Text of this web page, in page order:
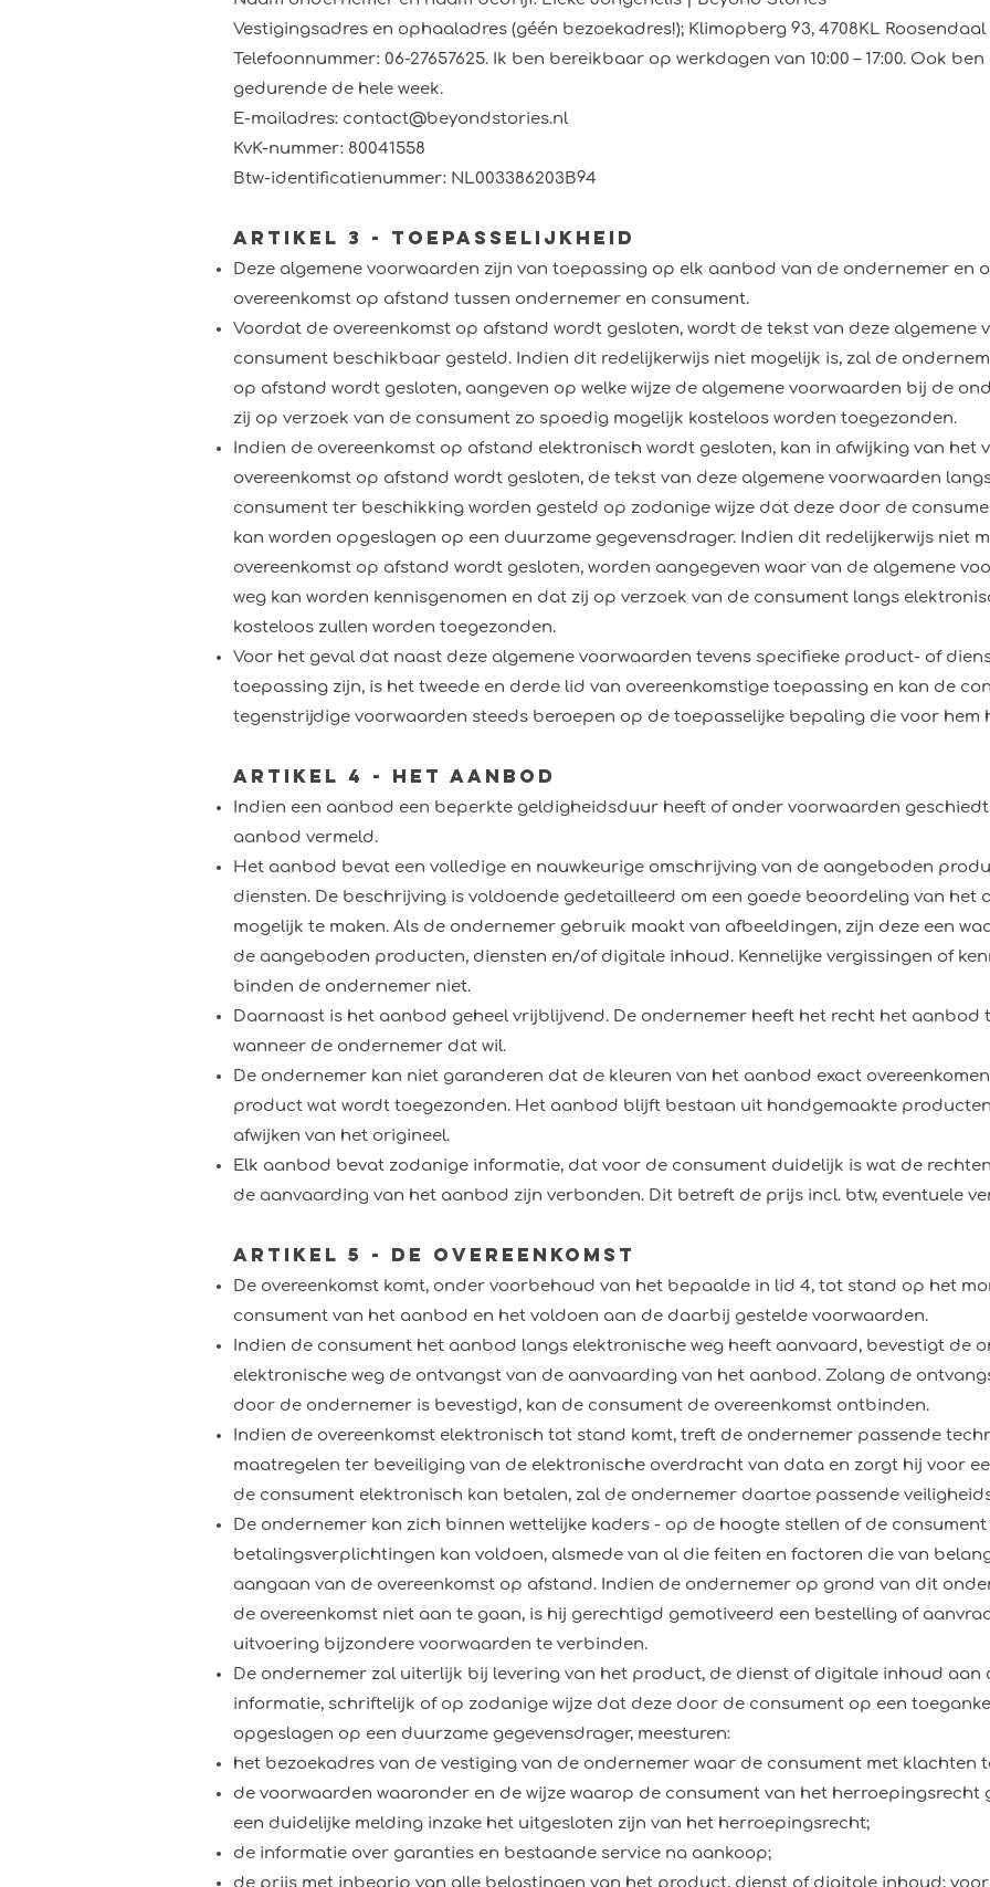
Vestigingsadres en ophaaladres (géén bezoekadres!); Klimopberg 93, 4708KL Roosendaal
Telefoonnummer: 06-27657625. Ik ben bereikbaar op werkdagen van 10:00 – 17:00. Ook
gedurende de hele week.
E-mailadres: contact@beyondstories.nl
KvK-nummer: 80041558
Btw-identificatienummer: NL003386203B94
Artikel 3 - Toepasselijkheid
Deze algemene voorwaarden zijn van toepassing op elk aanbod van de ondernemer en
overeenkomst op afstand tussen ondernemer en consument.
Voordat de overeenkomst op afstand wordt gesloten, wordt de tekst van deze algemene
consument beschikbaar gesteld. Indien dit redelijkerwijs niet mogelijk is, zal de
op afstand wordt gesloten, aangeven op welke wijze de algemene voorwaarden bij de
zij op verzoek van de consument zo spoedig mogelijk kosteloos worden toegezonden.
Indien de overeenkomst op afstand elektronisch wordt gesloten, kan in afwijking van het
overeenkomst op afstand wordt gesloten, de tekst van deze algemene voorwaarden
consument ter beschikking worden gesteld op zodanige wijze dat deze door de
kan worden opgeslagen op een duurzame gegevensdrager. Indien dit redelijkerwijs niet
overeenkomst op afstand wordt gesloten, worden aangegeven waar van de algemene
weg kan worden kennisgenomen en dat zij op verzoek van de consument langs
kosteloos zullen worden toegezonden.
Voor het geval dat naast deze algemene voorwaarden tevens specifieke product- of
toepassing zijn, is het tweede en derde lid van overeenkomstige toepassing en kan de
tegenstrijdige voorwaarden steeds beroepen op de toepasselijke bepaling die voor hem
Artikel 4 - Het aanbod
Indien een aanbod een beperkte geldigheidsduur heeft of onder voorwaarden
aanbod vermeld.
Het aanbod bevat een volledige en nauwkeurige omschrijving van de aangeboden
diensten. De beschrijving is voldoende gedetailleerd om een goede beoordeling van
mogelijk te maken. Als de ondernemer gebruik maakt van afbeeldingen, zijn deze een
de aangeboden producten, diensten en/of digitale inhoud. Kennelijke vergissingen of
binden de ondernemer niet.
Daarnaast is het aanbod geheel vrijblijvend. De ondernemer heeft het recht het aanbod
wanneer de ondernemer dat wil.
De ondernemer kan niet garanderen dat de kleuren van het aanbod exact
product wat wordt toegezonden. Het aanbod blijft bestaan uit handgemaakte
afwijken van het origineel.
Elk aanbod bevat zodanige informatie, dat voor de consument duidelijk is wat de
de aanvaarding van het aanbod zijn verbonden. Dit betreft de prijs incl. btw, eventuele
Artikel 5 - De overeenkomst
De overeenkomst komt, onder voorbehoud van het bepaalde in lid 4, tot stand op het
consument van het aanbod en het voldoen aan de daarbij gestelde voorwaarden.
Indien de consument het aanbod langs elektronische weg heeft aanvaard, bevestigt de
elektronische weg de ontvangst van de aanvaarding van het aanbod. Zolang de
door de ondernemer is bevestigd, kan de consument de overeenkomst ontbinden.
Indien de overeenkomst elektronisch tot stand komt, treft de ondernemer passende
maatregelen ter beveiliging van de elektronische overdracht van data en zorgt hij voor
de consument elektronisch kan betalen, zal de ondernemer daartoe passende
De ondernemer kan zich binnen wettelijke kaders - op de hoogte stellen of de
betalingsverplichtingen kan voldoen, alsmede van al die feiten en factoren die van
aangaan van de overeenkomst op afstand. Indien de ondernemer op grond van dit
de overeenkomst niet aan te gaan, is hij gerechtigd gemotiveerd een bestelling of
uitvoering bijzondere voorwaarden te verbinden.
De ondernemer zal uiterlijk bij levering van het product, de dienst of digitale inhoud aan
informatie, schriftelijk of op zodanige wijze dat deze door de consument op een
opgeslagen op een duurzame gegevensdrager, meesturen:
het bezoekadres van de vestiging van de ondernemer waar de consument met klachten
de voorwaarden waaronder en de wijze waarop de consument van het herroepingsrecht
een duidelijke melding inzake het uitgesloten zijn van het herroepingsrecht;
de informatie over garanties en bestaande service na aankoop;
de prijs met inbegrip van alle belastingen van het product, dienst of digitale inhoud;